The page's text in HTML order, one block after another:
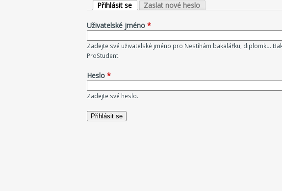
Hlavní záložky
Přihlásit se
Zaslat nové heslo
Uživatelské jméno *
Zadejte své uživatelské jméno pro Nestíhám bakalářku, diplomku.
ProStudent.
Heslo *
Zadejte své heslo.